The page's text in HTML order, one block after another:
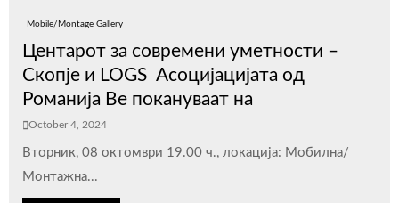
Mobile/Montage Gallery
Центарот за современи уметности –
Скопје и LOGS Асоцијацијата од
Романија Ве покануваат на
October 4, 2024
Вторник, 08 октомври 19.00 ч., локација: Мобилна/
Монтажна...